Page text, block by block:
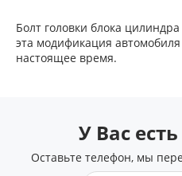
Болт головки блока
эта модификация
настоящее время.
У Вас
Оставьте телефон, мы